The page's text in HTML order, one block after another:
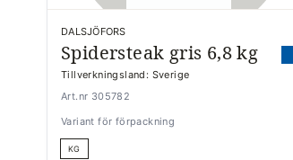
DALSJÖFORS
Spidersteak gris 6,8 kg
Tillverkningsland: Sverige
Art.nr 305782
Variant för förpackning
KG